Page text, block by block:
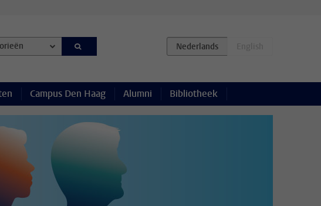
Campus Den Haag Alumni Bibliotheek